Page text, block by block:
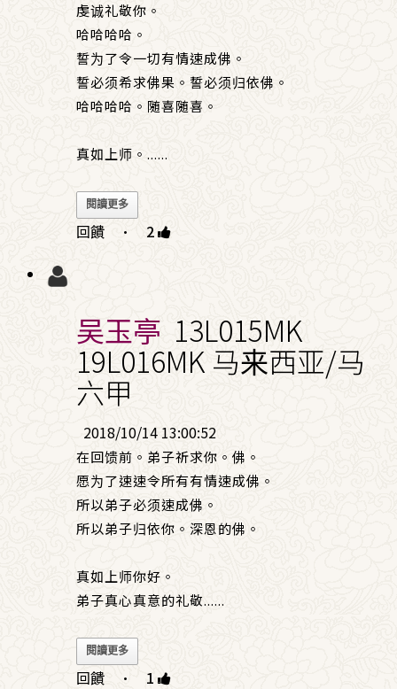
虔诚礼敬你。
哈哈哈哈。
誓为了令一切有情速成佛。
誓必须希求佛果。誓必须归依佛。
哈哈哈哈。随喜随喜。
真如上师。 ......
閱讀更多
回饋 · 2
吴玉亭 13L015MK
19L016MK 马来西亚/马
六甲
2018/10/14 13:00:52
在回馈前。弟子祈求你。佛。
愿为了速速令所有有情速成佛。
所以弟子必须速成佛。
所以弟子归依你。深恩的佛。
真如上师你好。
弟子真心真意的礼敬......
閱讀更多
回饋 · 1